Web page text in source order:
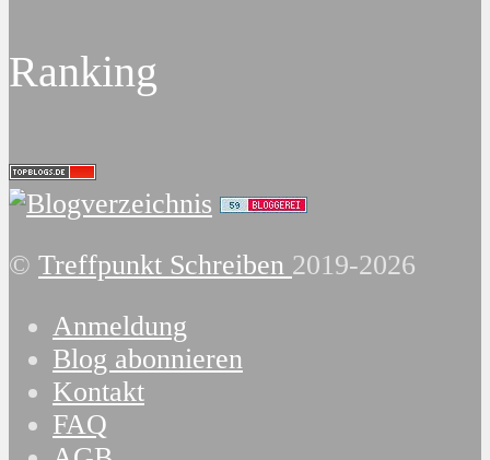
Ranking
© Treffpunkt Schreiben 2019-2026
Anmeldung
Blog abonnieren
Kontakt
FAQ